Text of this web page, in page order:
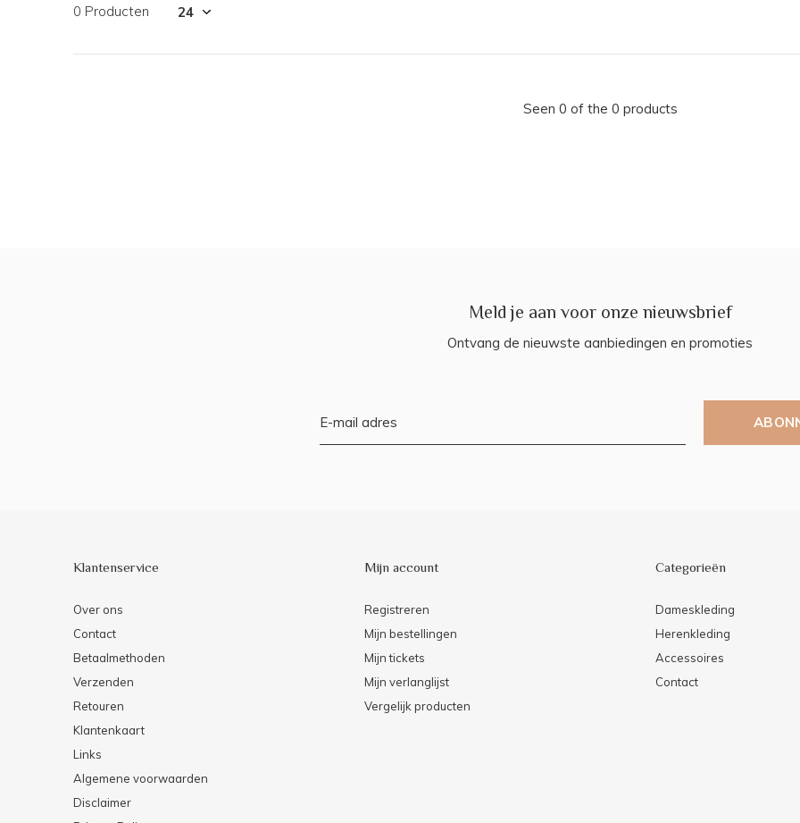
0 Producten
Seen 0 of the 0 products
Meld je aan voor onze nieuwsbrief
Ontvang de nieuwste aanbiedingen en promoties
Klantenservice
Over ons
Contact
Betaalmethoden
Verzenden
Retouren
Klantenkaart
Links
Algemene voorwaarden
Disclaimer
Mijn account
Registreren
Mijn bestellingen
Mijn tickets
Mijn verlanglijst
Vergelijk producten
Categorieën
Dameskleding
Herenkleding
Accessoires
Contact